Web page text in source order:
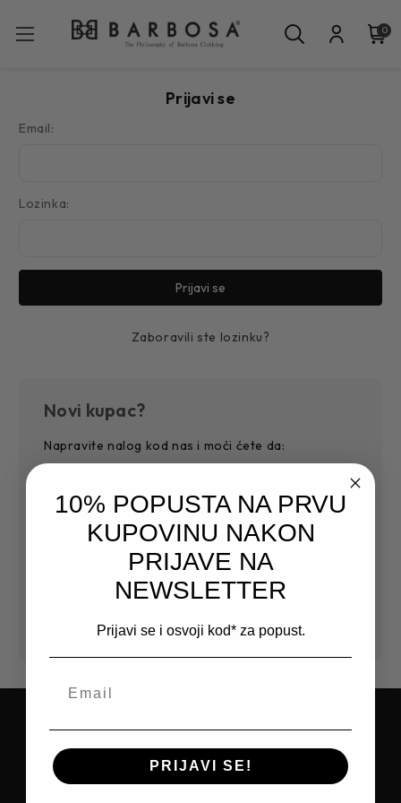
0
Prijavi se
Email:
Lozinka:
Zaboravili ste lozinku?
Novi kupac?
Napravite nalog kod nas i moći ćete da:
Sačuvajte više adresa za dostavu
Pristupite historiji narudžbi
Pratite nove narudžbe
Sačuvajte artikle na Vašoj listi želja
PRIJAVITE SE NA NEWSLETTER I
OSTVARITE
10% POPUSTA NA PRVU
KUPOVINU NAKON
PRIJAVE NA
NEWSLETTER
Prijavi se i osvoji kod* za popust.
PRIJAVI SE!